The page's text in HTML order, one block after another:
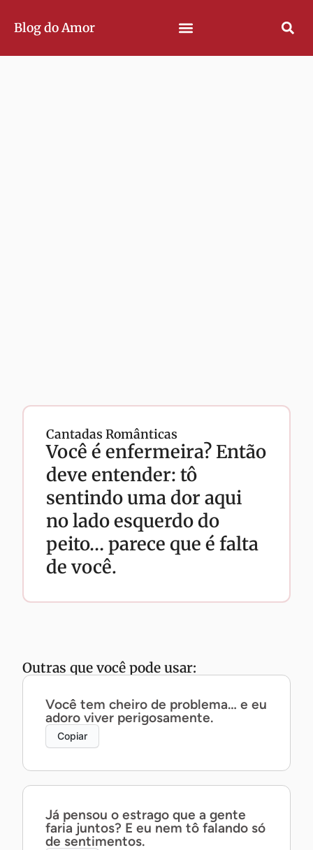
Blog do Amor
Cantadas Românticas
Você é enfermeira? Então
deve entender: tô
sentindo uma dor aqui
no lado esquerdo do
peito… parece que é falta
de você.
Outras que você pode usar:
Você tem cheiro de problema… e eu
adoro viver perigosamente.
Copiar
Já pensou o estrago que a gente
faria juntos? E eu nem tô falando só
de sentimentos.